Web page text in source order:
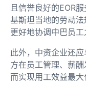
且信誉良好的EOR
基斯坦当地的劳动
更好地协调中巴员工
此外，中资企业还
方在员工管理、薪
而实现用工效益最大